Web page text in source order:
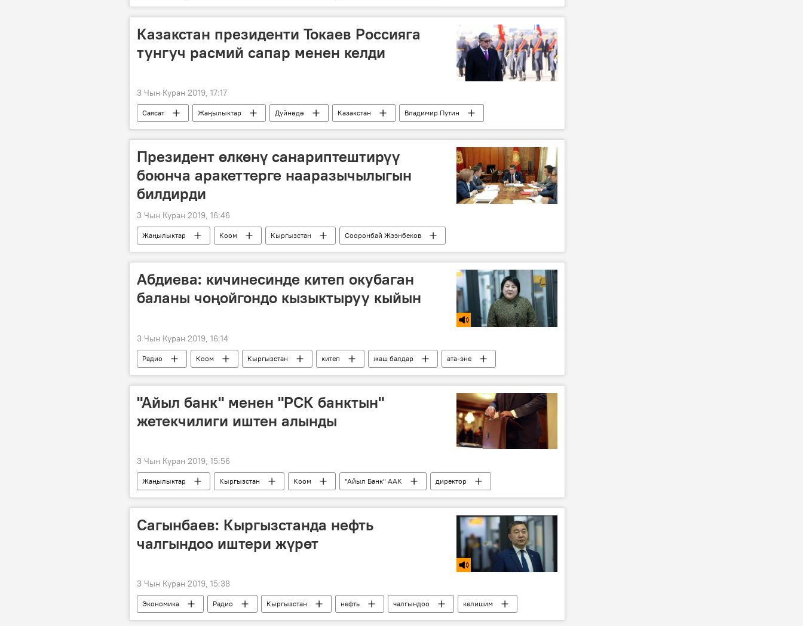
Казакстан президенти Токаев Россияга
тунгуч расмий сапар менен келди
3 Чын Куран 2019, 17:17
Саясат Жаңылыктар Дүйнөдө Казакстан
Владимир Путин
расмий сапар
Россия Касым-Жомарт Токаев
Президент өлкөнү санариптештирүү
боюнча аракеттерге нааразычылыгын
билдирди
3 Чын Куран 2019, 16:46
Жаңылыктар Коом Кыргызстан
Сооронбай Жээнбеков
санариптик берүү
Абдиева: кичинесинде китеп окубаган
баланы чоңойгондо кызыктыруу кыйын
3 Чын Куран 2019, 16:14
Радио Коом Кыргызстан китеп жаш балдар
ата-эне
коомдук жай
"Айыл банк" менен "РСК банктын"
жетекчилиги иштен алынды
3 Чын Куран 2019, 15:56
Жаңылыктар Кыргызстан Коом "Айыл Банк" ААК
директор
төрага
Сагынбаев: Кыргызстанда нефть
чалгындоо иштери жүрөт
3 Чын Куран 2019, 15:38
Экономика Радио Кыргызстан нефть чалгындоо келишим